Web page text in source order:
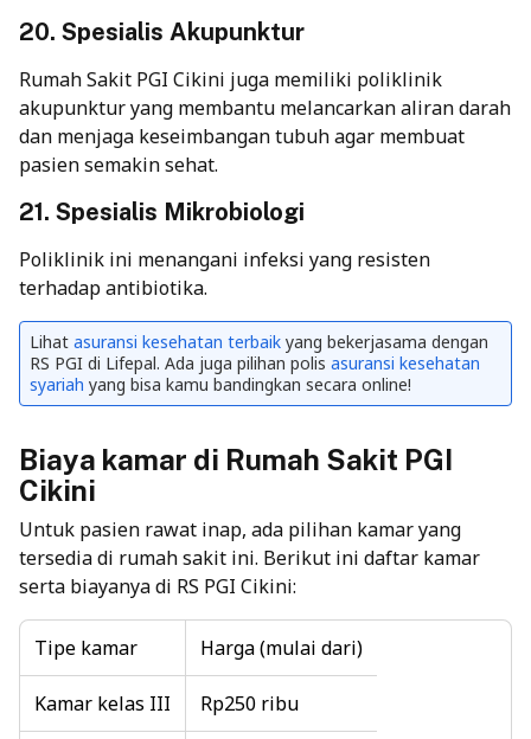
20. Spesialis Akupunktur
Rumah Sakit PGI Cikini juga memiliki poliklinik
akupunktur yang membantu melancarkan aliran darah
dan menjaga keseimbangan tubuh agar membuat
pasien semakin sehat.
21. Spesialis Mikrobiologi
Poliklinik ini menangani infeksi yang resisten
terhadap antibiotika.
Lihat asuransi kesehatan terbaik yang bekerjasama dengan
RS PGI di Lifepal. Ada juga pilihan polis asuransi kesehatan
syariah yang bisa kamu bandingkan secara online!
Biaya kamar di Rumah Sakit PGI
Cikini
Untuk pasien rawat inap, ada pilihan kamar yang
tersedia di rumah sakit ini. Berikut ini daftar kamar
serta biayanya di RS PGI Cikini:
Tipe kamar Harga (mulai dari)
Kamar kelas III Rp250 ribu